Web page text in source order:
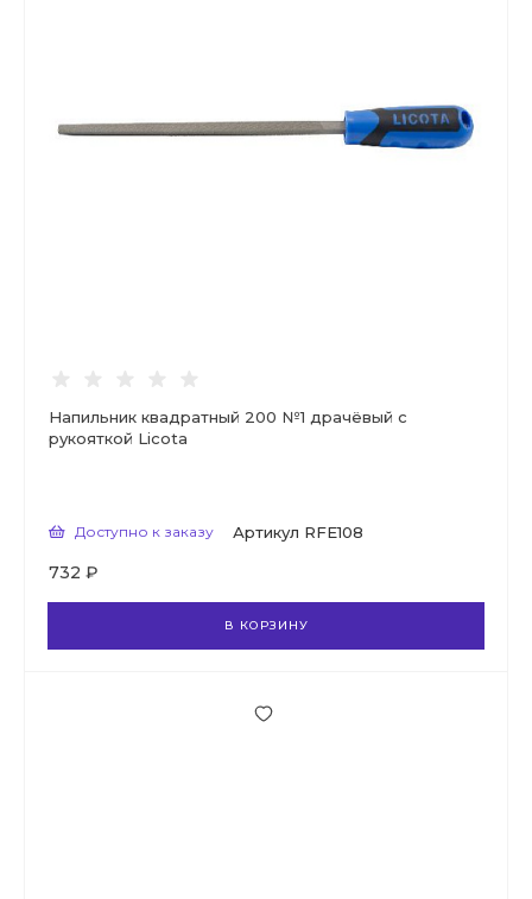
Напильник квадратный 200 №1 драчёвый с
рукояткой Licota
Доступно к заказу Артикул RFE108
732 ₽
В КОРЗИНУ